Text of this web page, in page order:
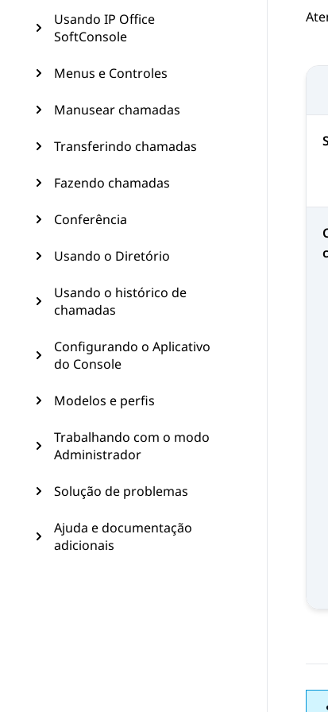
Usando IP Office
SoftConsole
Menus e Controles
Manusear chamadas
Transferindo chamadas
Fazendo chamadas
Conferência
Usando o Diretório
Usando o histórico de
chamadas
Configurando o Aplicativo
do Console
Modelos e perfis
Trabalhando com o modo
Administrador
Solução de problemas
Ajuda e documentação
adicionais